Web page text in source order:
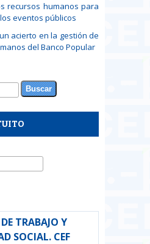
recursos humanos para
eventos públicos
acierto en la gestión de
del Banco Popular
búsqueda
TRABAJO Y
SOCIAL. CEF